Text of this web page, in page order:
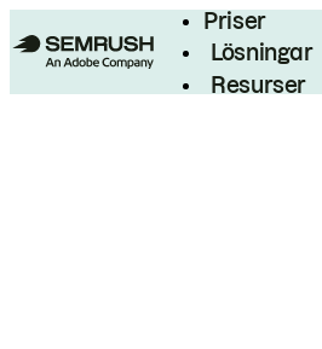
Priser
Lösningar
Resurser